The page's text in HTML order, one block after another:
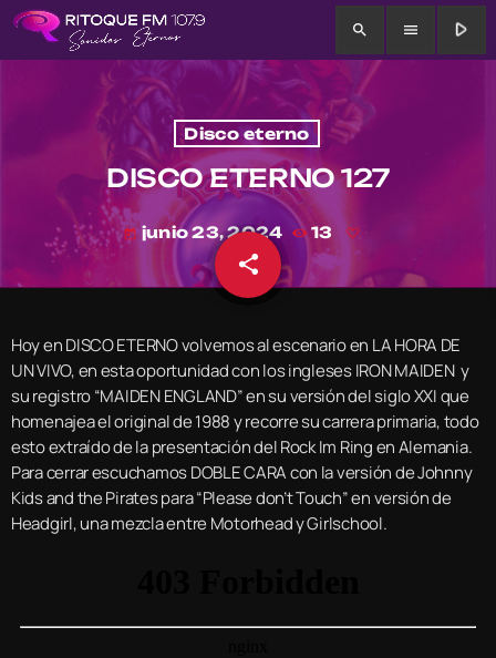
search menu play_arrow
Disco eterno
DISCO ETERNO 127
today junio 23, 2024 13
share
email
Hoy en DISCO ETERNO volvemos al escenario en LA HORA DE
UN VIVO, en esta oportunidad con los ingleses IRON MAIDEN y
su registro “MAIDEN ENGLAND” en su versión del siglo XXI que
homenajea el original de 1988 y recorre su carrera primaria, todo
esto extraído de la presentación del Rock Im Ring en Alemania.
Para cerrar escuchamos DOBLE CARA con la versión de Johnny
Kids and the Pirates para “Please don’t Touch” en versión de
Headgirl, una mezcla entre Motorhead y Girlschool.